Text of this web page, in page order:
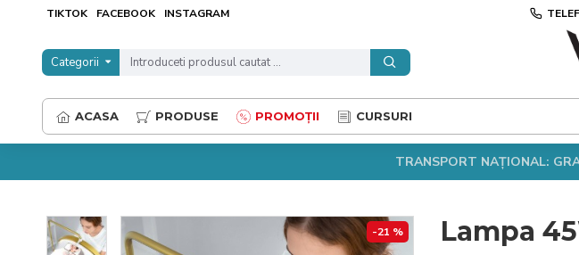
TIKTOK FACEBOOK INSTAGRAM
Categorii
ACASA PRODUSE PROMOȚII CURSURI
TRANSPORT NAȚIONAL:
-21 % Lampa